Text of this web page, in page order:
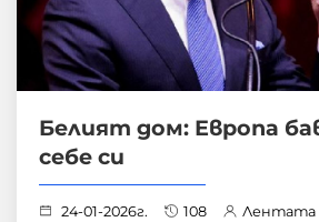
Белият дом: Европа
себе си
24-01-2026г. 108 Лентата